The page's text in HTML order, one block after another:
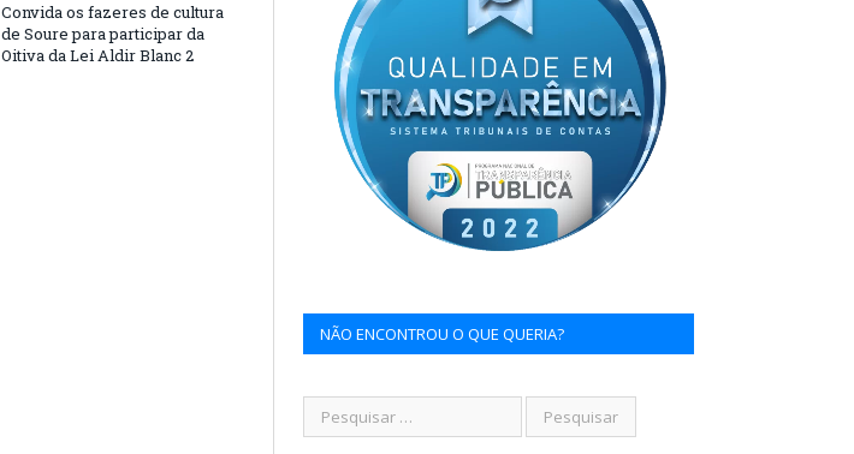
Convida os fazeres de cultura
de Soure para participar da
Oitiva da Lei Aldir Blanc 2
NÃO ENCONTROU O QUE QUERIA?